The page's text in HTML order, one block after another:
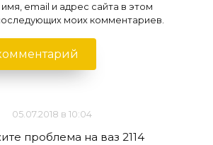
email и адрес сайта в этом
моих комментариев.
05.07.2018 в 10:04
проблема на ваз 2114